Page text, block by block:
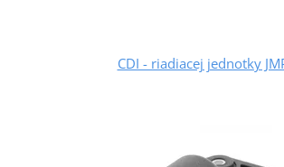
CDI - riadiacej jednotky